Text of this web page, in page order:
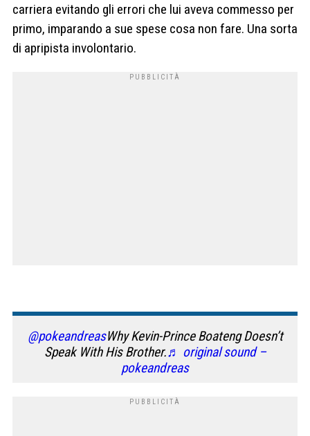
carriera evitando gli errori che lui aveva commesso per
primo, imparando a sue spese cosa non fare. Una sorta
di apripista involontario.
@pokeandreasWhy Kevin-Prince Boateng Doesn’t
Speak With His Brother.♬ original sound –
pokeandreas